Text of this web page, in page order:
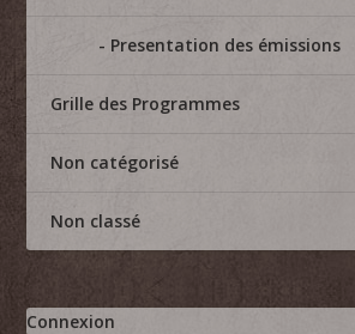
Presentation des émissions
Grille des Programmes
Non catégorisé
Non classé
Connexion